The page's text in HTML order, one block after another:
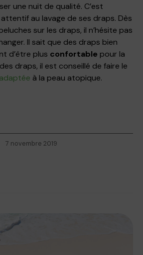
une nuit de qualité. C’est
au lavage de ses draps. Dès
sur les draps, il n’hésite pas
Il sait que des draps bien
d’être plus confortable pour la
draps, il est conseillé de faire le
à la peau atopique.
7 novembre 2019